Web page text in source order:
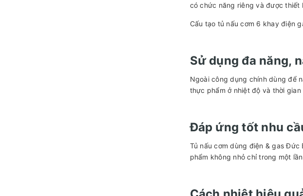
có chức năng riêng và được thiết
Cấu tạo tủ nấu cơm 6 khay điện
Sử dụng đa năng,
Ngoài công dụng chính dùng để
thực phẩm ở nhiệt độ và thời
Đáp ứng tốt nhu
Tủ nấu cơm dùng điện & gas
phẩm không nhỏ chỉ trong một